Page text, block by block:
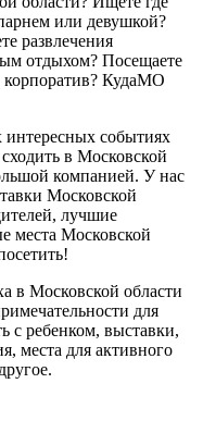
или девушкой?
развлечения
отдыхом? Посещаете
корпоратив? КудаМО
событиях
в Московской
компанией. У нас
Московской
лучшие
места Московской
в Московской области
для
с ребенком, выставки,
места для активного